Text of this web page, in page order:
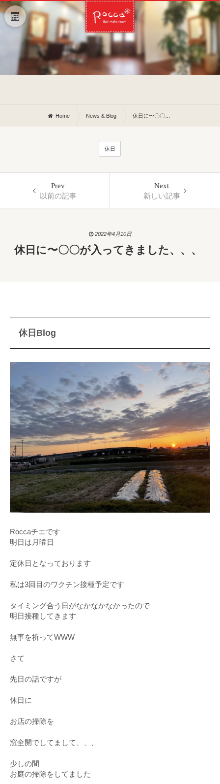
Home News & Blog 休日に〜〇〇が入ってきました、、、
休日
Prev
以前の記事
Next
新しい記事
2022年4月10日
休日に〜〇〇が入ってきました、、、
休日Blog
Roccaチエです
明日は月曜日
定休日となっております
私は3回目のワクチン接種予定です
タイミング合う日がなかなかなかったので
明日接種してきます
無事を祈ってWWW
さて
先日の話ですが
休日に
お店の掃除を
窓全開でしてまして、、、
少しの間
お庭の掃除をしてました